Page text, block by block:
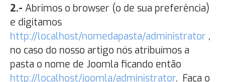
2.- Abrimos o browser (o de sua preferência)
e digitamos
http://localhost/nomedapasta/administrator ,
no caso do nosso artigo nós atribuímos a
pasta o nome de Joomla ficando então
http://localhost/joomla/administrator. Faça o